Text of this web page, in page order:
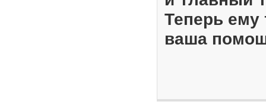
Теперь ему
ваша